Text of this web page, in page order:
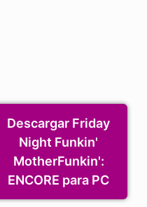
Descargar Friday
Night Funkin'
MotherFunkin':
ENCORE para PC